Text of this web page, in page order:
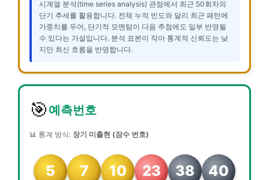
시계열 분석(time series analysis) 관점에서 최근 50회차의
단기 추세를 활용합니다. 전체 누적 빈도와 달리 최근 패턴에
가중치를 두어, 단기적 모멘텀이 다음 추첨에도 일부 반영될
수 있다는 가설입니다. 분석 표본이 작아 통계적 신뢰도는 낮
지만 최신 흐름을 반영합니다.
🎯 예측번호
📊 통계 방식: 장기 미출현 (잠수 번호)
5 7 10 23 38 40